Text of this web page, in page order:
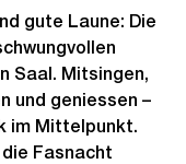
gute Laune: Die
Saal. Mitsingen,
und geniessen –
im Mittelpunkt.
Fasnacht